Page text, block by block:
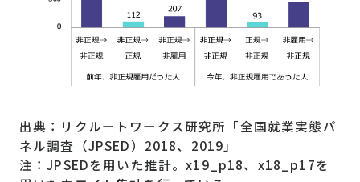
出典：リクルートワークス研究所「全国就業実態パ
ネル調査（JPSED）2018、2019」
注：JPSEDを用いた推計。x19_p18、x18_p17を